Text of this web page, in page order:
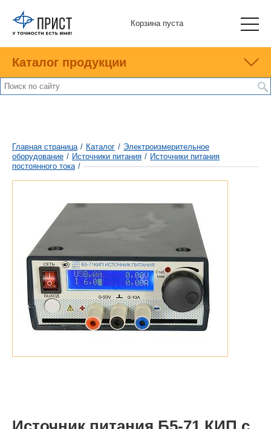
Корзина пуста
Каталог продукции
Главная страница / Каталог / Электроизмерительное
оборудование / Источники питания / Источники питания
постоянного тока /